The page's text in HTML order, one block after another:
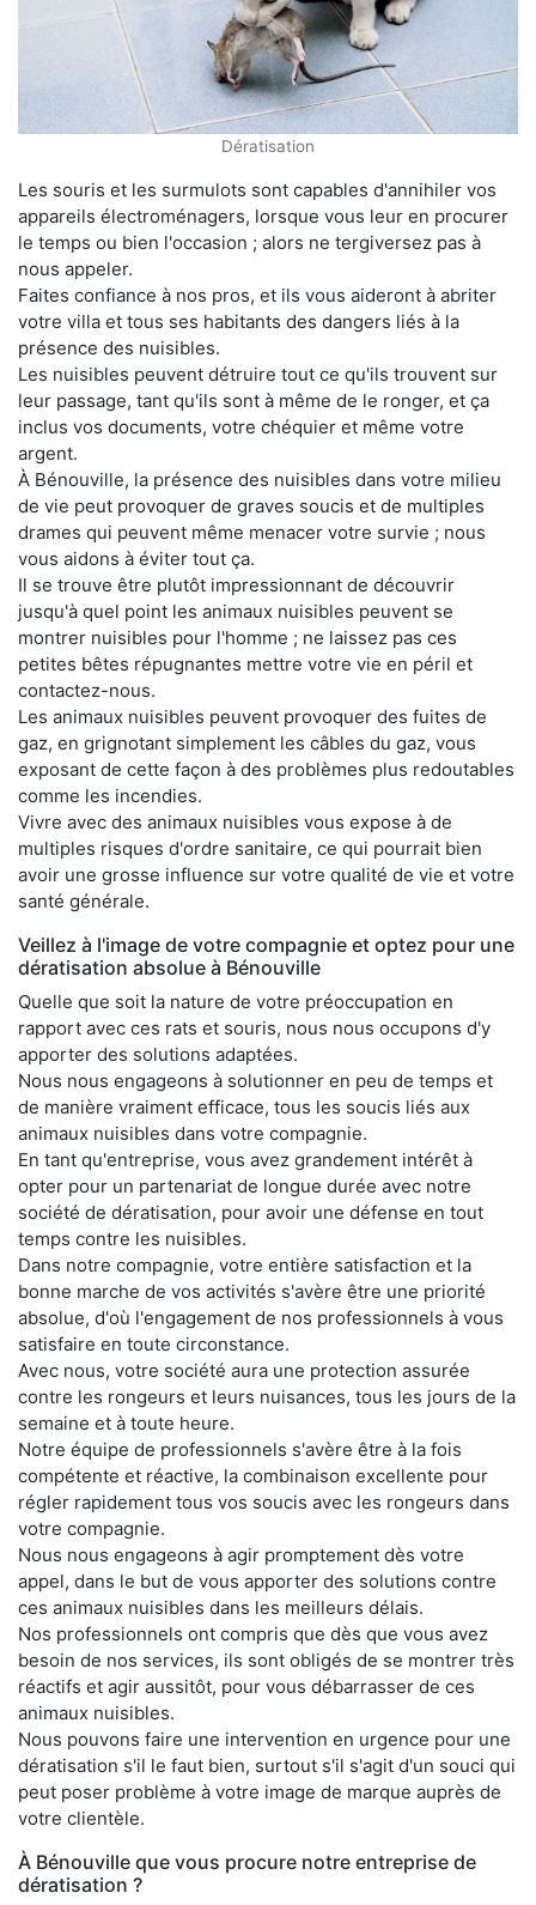
Dératisation
Les souris et les surmulots sont capables d'annihiler vos
appareils électroménagers, lorsque vous leur en procurer
le temps ou bien l'occasion ; alors ne tergiversez pas à
nous appeler.
Faites confiance à nos pros, et ils vous aideront à abriter
votre villa et tous ses habitants des dangers liés à la
présence des nuisibles.
Les nuisibles peuvent détruire tout ce qu'ils trouvent sur
leur passage, tant qu'ils sont à même de le ronger, et ça
inclus vos documents, votre chéquier et même votre
argent.
À Bénouville, la présence des nuisibles dans votre milieu
de vie peut provoquer de graves soucis et de multiples
drames qui peuvent même menacer votre survie ; nous
vous aidons à éviter tout ça.
Il se trouve être plutôt impressionnant de découvrir
jusqu'à quel point les animaux nuisibles peuvent se
montrer nuisibles pour l'homme ; ne laissez pas ces
petites bêtes répugnantes mettre votre vie en péril et
contactez-nous.
Les animaux nuisibles peuvent provoquer des fuites de
gaz, en grignotant simplement les câbles du gaz, vous
exposant de cette façon à des problèmes plus redoutables
comme les incendies.
Vivre avec des animaux nuisibles vous expose à de
multiples risques d'ordre sanitaire, ce qui pourrait bien
avoir une grosse influence sur votre qualité de vie et votre
santé générale.
Veillez à l'image de votre compagnie et optez pour une
dératisation absolue à Bénouville
Quelle que soit la nature de votre préoccupation en
rapport avec ces rats et souris, nous nous occupons d'y
apporter des solutions adaptées.
Nous nous engageons à solutionner en peu de temps et
de manière vraiment efficace, tous les soucis liés aux
animaux nuisibles dans votre compagnie.
En tant qu'entreprise, vous avez grandement intérêt à
opter pour un partenariat de longue durée avec notre
société de dératisation, pour avoir une défense en tout
temps contre les nuisibles.
Dans notre compagnie, votre entière satisfaction et la
bonne marche de vos activités s'avère être une priorité
absolue, d'où l'engagement de nos professionnels à vous
satisfaire en toute circonstance.
Avec nous, votre société aura une protection assurée
contre les rongeurs et leurs nuisances, tous les jours de la
semaine et à toute heure.
Notre équipe de professionnels s'avère être à la fois
compétente et réactive, la combinaison excellente pour
régler rapidement tous vos soucis avec les rongeurs dans
votre compagnie.
Nous nous engageons à agir promptement dès votre
appel, dans le but de vous apporter des solutions contre
ces animaux nuisibles dans les meilleurs délais.
Nos professionnels ont compris que dès que vous avez
besoin de nos services, ils sont obligés de se montrer très
réactifs et agir aussitôt, pour vous débarrasser de ces
animaux nuisibles.
Nous pouvons faire une intervention en urgence pour une
dératisation s'il le faut bien, surtout s'il s'agit d'un souci qui
peut poser problème à votre image de marque auprès de
votre clientèle.
À Bénouville que vous procure notre entreprise de
dératisation ?